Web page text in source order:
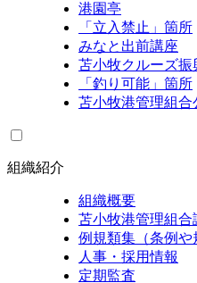
港園亭
「立入禁止」箇所
みなと出前講座
苫小牧クルーズ振
「釣り可能」箇所
苫小牧港管理組合
組織紹介
組織概要
苫小牧港管理組合
例規類集（条例や
人事・採用情報
定期監査